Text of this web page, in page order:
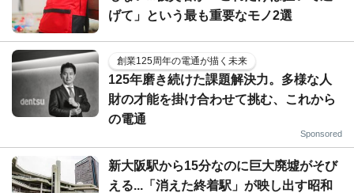
げて」という最も重要なモノ2選
創業125周年の電通が描く未来
125年磨き続けた課題解決力。多様な人
財の才能を掛け合わせて挑む、これから
の電通
Sponsored
新大阪駅から15分なのに巨大廃墟がそび
える...「消えた終着駅」が映し出す昭和